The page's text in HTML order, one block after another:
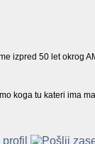
izpred 50 let okrog
koga tu kateri ima